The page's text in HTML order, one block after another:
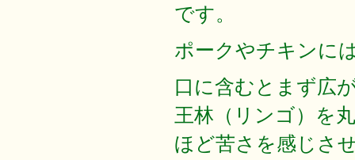
です。
ポークやチキンに
口に含むとまず広
王林（リンゴ）を
ほど苦さを感じさ